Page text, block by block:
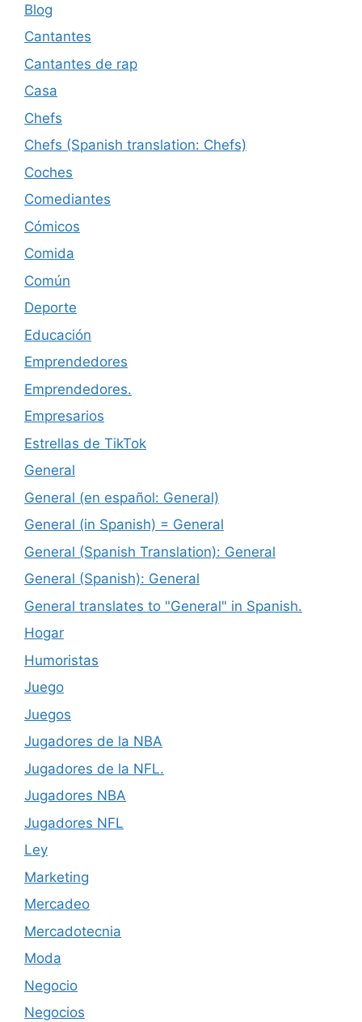
Blog
Cantantes
Cantantes de rap
Casa
Chefs
Chefs (Spanish translation: Chefs)
Coches
Comediantes
Cómicos
Comida
Común
Deporte
Educación
Emprendedores
Emprendedores.
Empresarios
Estrellas de TikTok
General
General (en español: General)
General (in Spanish) = General
General (Spanish Translation): General
General (Spanish): General
General translates to "General" in Spanish.
Hogar
Humoristas
Juego
Juegos
Jugadores de la NBA
Jugadores de la NFL.
Jugadores NBA
Jugadores NFL
Ley
Marketing
Mercadeo
Mercadotecnia
Moda
Negocio
Negocios